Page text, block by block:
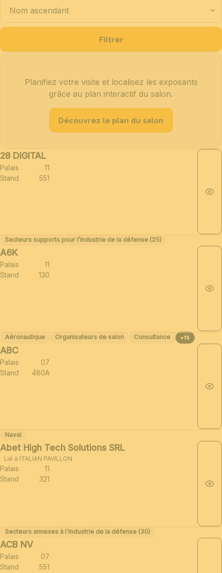
Filtrer
Planifiez votre visite et localisez les exposants
grâce au plan interactif du salon.
Découvrez le plan du salon
28 DIGITAL
Palais
11
Stand
551
Secteurs supports pour l’industrie de la défense (25)
A6K
Palais
11
Stand
130
Aéronautique Organisateurs de salon Consultance +15
ABC
Palais
07
Stand
480A
Naval
Abet High Tech Solutions SRL
Lié à ITALIAN PAVILLON
Palais
11
Stand
321
Secteurs annexes à l'industrie de la défense (30)
ACB NV
Palais
07
Stand
551